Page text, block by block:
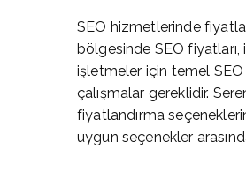
SEO hizmetlerinde
bölgesinde SEO
işletmeler için temel SEO
çalışmalar gereklidir.
fiyatlandırma
uygun seçenekler